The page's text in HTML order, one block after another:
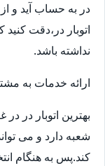
در به حساب آید و
اتوبار در،دقت
نداشته باشد.
ارائه خدمات به
بهترین اتوبار در
شعبه دارد و می
کند.پس به هنگام